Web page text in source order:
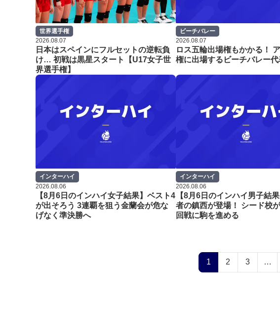
世界選手権
2026.08.07
日本はスペインにフルセットの逆転負
け… 初戦は黒星スタート【U17女子世
界選手権】
ビーチバレー
2026.08.07
ロス五輪出場権もかかる！
権に出場するビーチバレー
インターハイ
2026.08.06
【8月6日のインハイ女子結果】ベスト4
が出そろう 3連覇を狙う金蘭会が危な
げなく準決勝へ
インターハイ
2026.08.06
【8月6日のインハイ男子結
者の鎮西が登場！ シード校
回戦に駒を進める
1 2 3 …